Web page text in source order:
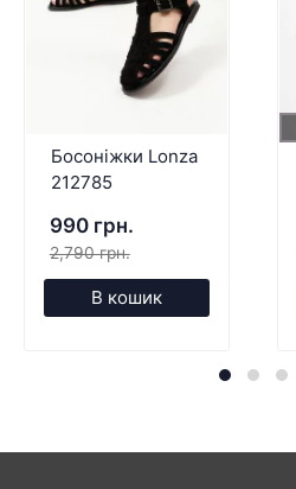
Босоніжки Lonza
212785
990 грн.
2,790 грн.
В кошик